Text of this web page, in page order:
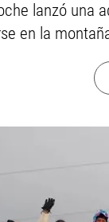
lanzó una
en la